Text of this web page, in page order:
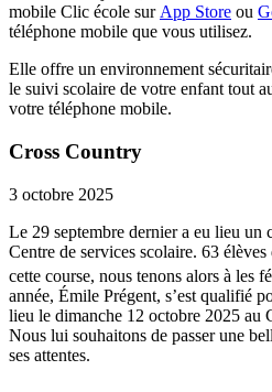
mobile Clic école sur App Store ou
téléphone mobile que vous utilisez.
Elle offre un environnement
le suivi scolaire de votre enfant tout
votre téléphone mobile.
Cross Country
3 octobre 2025
Le 29 septembre dernier a eu lieu un
Centre de services scolaire. 63
cette course, nous tenons alors à les
année, Émile Prégent, s’est qualifié
lieu le dimanche 12 octobre 2025 au
Nous lui souhaitons de passer une
ses attentes.